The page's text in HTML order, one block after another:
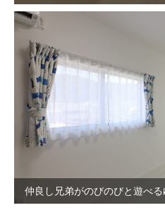
仲良し兄弟がのびのびと遊べ